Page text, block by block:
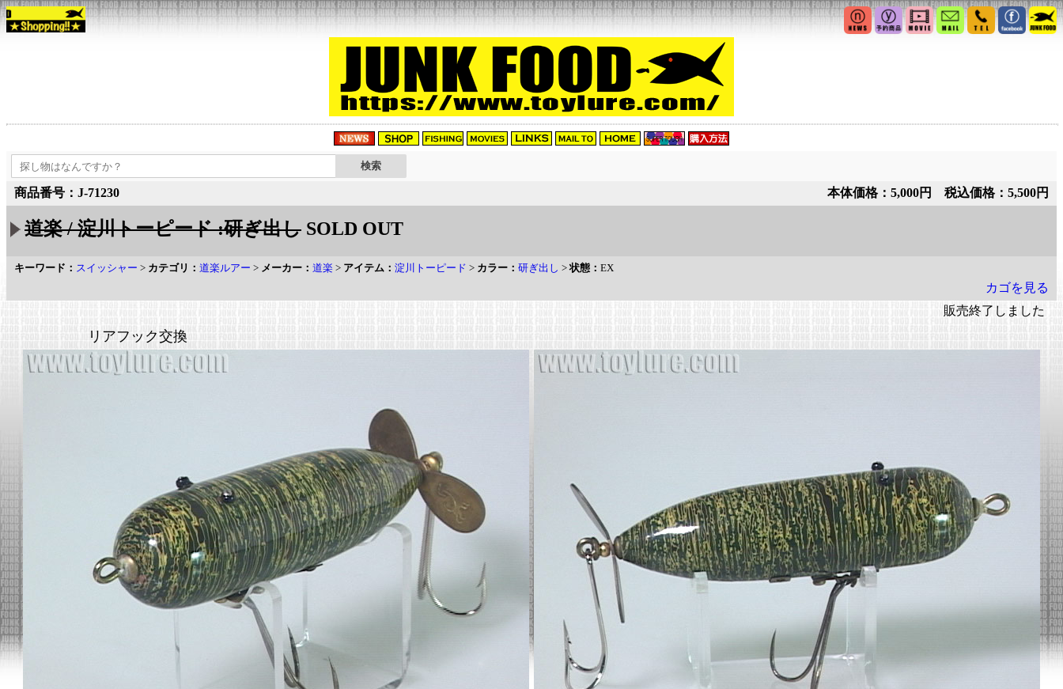
商品番号：J-71230 本体価格：5,000円 税込価格：5,500円
道楽 / 淀川トーピード :研ぎ出し SOLD OUT
キーワード： スイッシャー > カテゴリ： 道楽ルアー > メーカー： 道楽 > アイテム： 淀川トーピード > カラー： 研ぎ出し >状態： EX
カゴを見る
販売終了しました
リアフック交換